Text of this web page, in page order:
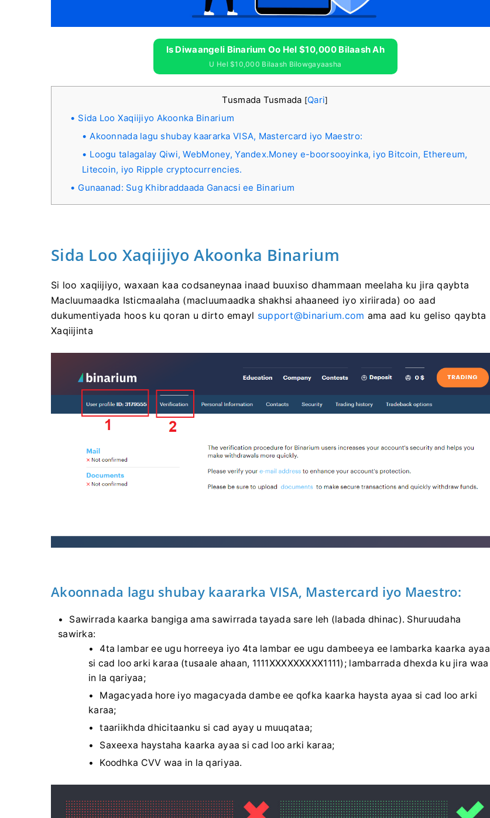
Is Diwaangeli Binarium Oo Hel $10,000 Bilaash Ah
U Hel $10,000 Bilaash Bilowgayaasha
Tusmada Tusmada [Qari]
Sida Loo Xaqiijiyo Akoonka Binarium
Akoonnada lagu shubay kaararka VISA, Mastercard iyo Maestro:
Loogu talagalay Qiwi, WebMoney, Yandex.Money e-boorsooyinka, iyo Bitcoin, Ethereum,
Litecoin, iyo Ripple cryptocurrencies.
Gunaanad: Sug Khibraddaada Ganacsi ee Binarium
Sida Loo Xaqiijiyo Akoonka Binarium
Si loo xaqiijiyo, waxaan kaa codsaneynaa inaad buuxiso dhammaan meelaha ku jira qaybta
Macluumaadka Isticmaalaha (macluumaadka shakhsi ahaaneed iyo xiriirada) oo aad
dukumentiyada hoos ku qoran u dirto emayl support@binarium.com ama aad ku geliso qaybta
Xaqiijinta
Akoonnada lagu shubay kaararka VISA, Mastercard iyo Maestro:
Sawirrada kaarka bangiga ama sawirrada tayada sare leh (labada dhinac). Shuruudaha
sawirka:
4ta lambar ee ugu horreeya iyo 4ta lambar ee ugu dambeeya ee lambarka kaarka ayaa
si cad loo arki karaa (tusaale ahaan, 1111XXXXXXXXX1111); lambarrada dhexda ku jira waa
in la qariyaa;
Magacyada hore iyo magacyada dambe ee qofka kaarka haysta ayaa si cad loo arki
karaa;
taariikhda dhicitaanku si cad ayay u muuqataa;
Saxeexa haystaha kaarka ayaa si cad loo arki karaa;
Koodhka CVV waa in la qariyaa.